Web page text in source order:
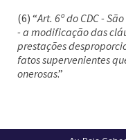
(6) “Art. 6º do CDC -
- a modificação das
prestações
fatos supervenientes
onerosas.”